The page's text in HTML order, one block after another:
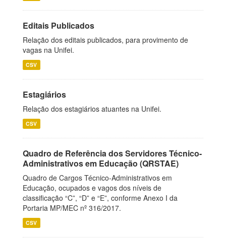
Editais Publicados
Relação dos editais publicados, para provimento de
vagas na Unifei.
CSV
Estagiários
Relação dos estagiários atuantes na Unifei.
CSV
Quadro de Referência dos Servidores Técnico-
Administrativos em Educação (QRSTAE)
Quadro de Cargos Técnico-Administrativos em
Educação, ocupados e vagos dos níveis de
classificação “C”, “D” e “E”, conforme Anexo I da
Portaria MP/MEC nº 316/2017.
CSV